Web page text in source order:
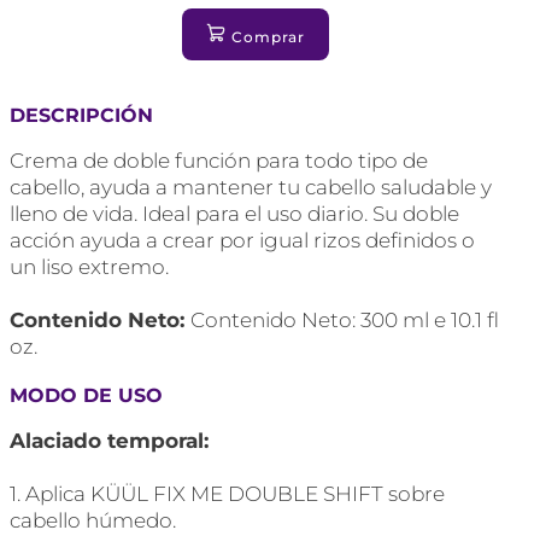
Comprar
DESCRIPCIÓN
Crema de doble función para todo tipo de
cabello, ayuda a mantener tu cabello saludable y
lleno de vida. Ideal para el uso diario. Su doble
acción ayuda a crear por igual rizos definidos o
un liso extremo.
Contenido Neto: Contenido Neto: 300 ml e 10.1 fl
oz.
MODO DE USO
Alaciado temporal:
1. Aplica KÜÜL FIX ME DOUBLE SHIFT sobre
cabello húmedo.